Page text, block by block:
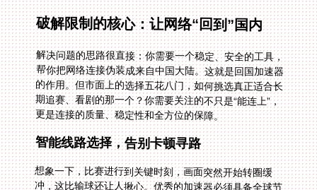
破解限制的核心：让网络“回到”国内
解决问题的思路很直接：你需要一个稳定、安全的工具，
帮你把网络连接伪装成来自中国大陆。这就是回国加速器
的作用。但市面上的选择五花八门，如何挑选真正适合长
期追赛、看剧的那一个？你需要关注的不只是“能连上”，
更是连接的质量、稳定性和全方位的保障。
智能线路选择，告别卡顿寻路
想象一下，比赛进行到关键时刻，画面突然开始转圈缓
冲，这比输球还让人揪心。优秀的加速器必须具备全球节
点分布和智能推荐最优线路的能力。它能根据你的实时网
络状况，自动为你匹配延迟最低、最稳定的回国通道，把
寻找最佳路径的复杂工作交给系统，你只需享受流畅画
面。无论是英超的激烈对抗，还是NBA总决赛的决胜时